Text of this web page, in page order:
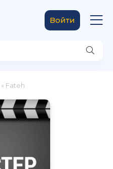
Войти
» Fateh